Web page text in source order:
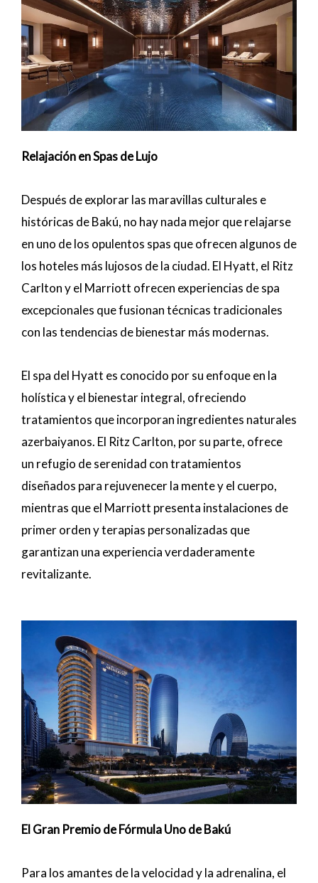
Relajación en Spas de Lujo
Después de explorar las maravillas culturales e
históricas de Bakú, no hay nada mejor que relajarse
en uno de los opulentos spas que ofrecen algunos de
los hoteles más lujosos de la ciudad. El Hyatt, el Ritz
Carlton y el Marriott ofrecen experiencias de spa
excepcionales que fusionan técnicas tradicionales
con las tendencias de bienestar más modernas.
El spa del Hyatt es conocido por su enfoque en la
holística y el bienestar integral, ofreciendo
tratamientos que incorporan ingredientes naturales
azerbaiyanos. El Ritz Carlton, por su parte, ofrece
un refugio de serenidad con tratamientos
diseñados para rejuvenecer la mente y el cuerpo,
mientras que el Marriott presenta instalaciones de
primer orden y terapias personalizadas que
garantizan una experiencia verdaderamente
revitalizante.
El Gran Premio de Fórmula Uno de Bakú
Para los amantes de la velocidad y la adrenalina, el